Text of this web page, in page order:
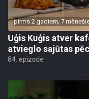
pirms 2 gadiem, 7
Uģis Kuģis atver
atvieglo sajūtas
84. epizode